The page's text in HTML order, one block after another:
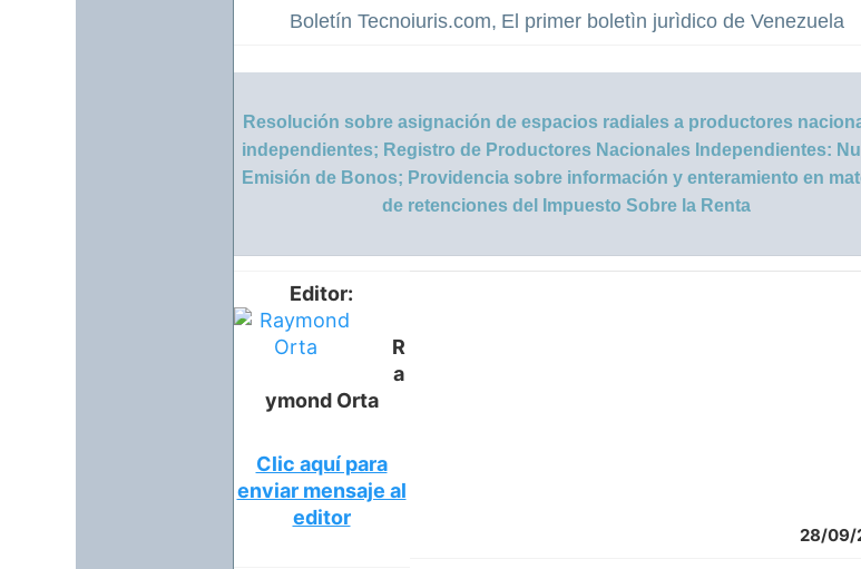
Boletín Tecnoiuris.com, El primer boletìn jurìdico de Venezuela
Resolución sobre asignación de espacios radiales a productores
independientes; Registro de Productores Nacionales Independientes:
Emisión de Bonos; Providencia sobre información y enteramiento en
de retenciones del Impuesto Sobre la Renta
Editor:
R
a
ymond Orta
Clic aquí para
enviar mensaje al
editor
28/09/